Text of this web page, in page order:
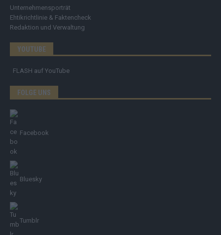
Unternehmensporträt
Ehtikrichtlinie & Faktencheck
Redaktion und Verwaltung
YOUTUBE
FLASH auf YouTube
FOLGE UNS
Facebook
Bluesky
Tumblr